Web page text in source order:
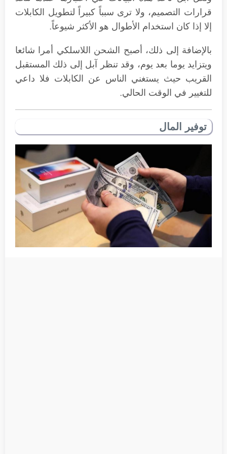
قرارات التصميم، ولا ترى سبباً كبيراً لتطويل الكابلات
إلا إذا كان استخدام الأطوال هو الأكثر شيوعاً.
بالإضافة إلى ذلك، أصبح الشحن اللاسلكي أمرا شائعا
ويتزايد يوما بعد يوم، وقد تنظر آبل إلى ذلك المستقبل
القريب حيث يستغني الناس عن الكابلات فلا داعي
للتغيير في الوقت الحالي.
توفير المال